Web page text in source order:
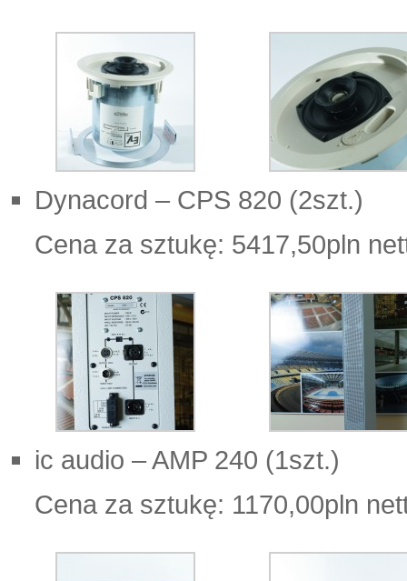
Dynacord – CPS 820 (2szt.)
Cena za sztukę: 5417,50pln
ic audio – AMP 240 (1szt.)
Cena za sztukę: 1170,00pln